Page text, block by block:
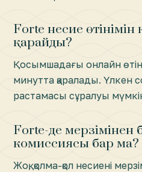
Forte несие
қарайды?
Қосымшадағы онлайн
минутта қаралады. Үлкен
растамасы сұралуы
Forte-де мерзімінен
комиссиясы бар ма?
Жоқ, қолма-қол несиені